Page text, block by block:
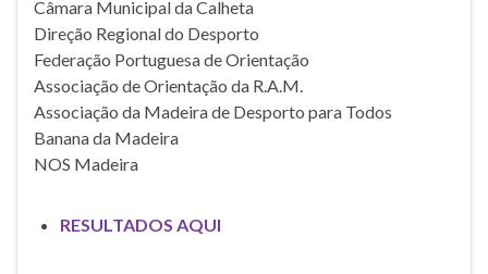
Câmara Municipal da Calheta
Direção Regional do Desporto
Federação Portuguesa de Orientação
Associação de Orientação da R.A.M.
Associação da Madeira de Desporto para Todos
Banana da Madeira
NOS Madeira
RESULTADOS AQUI